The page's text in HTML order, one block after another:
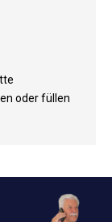
oder füllen